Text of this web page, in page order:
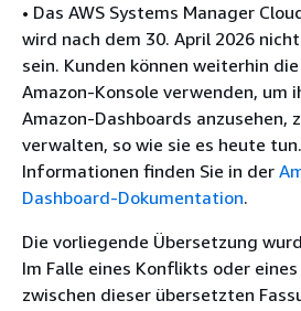
• Das AWS Systems Manager
wird nach dem 30. April 2026
sein. Kunden können weiterhin
Amazon-Konsole verwenden, um
Amazon-Dashboards anzusehen,
verwalten, so wie sie es heute
Informationen finden Sie in der
Dashboard-Dokumentation.
Die vorliegende Übersetzung
Im Falle eines Konflikts oder
zwischen dieser übersetzten